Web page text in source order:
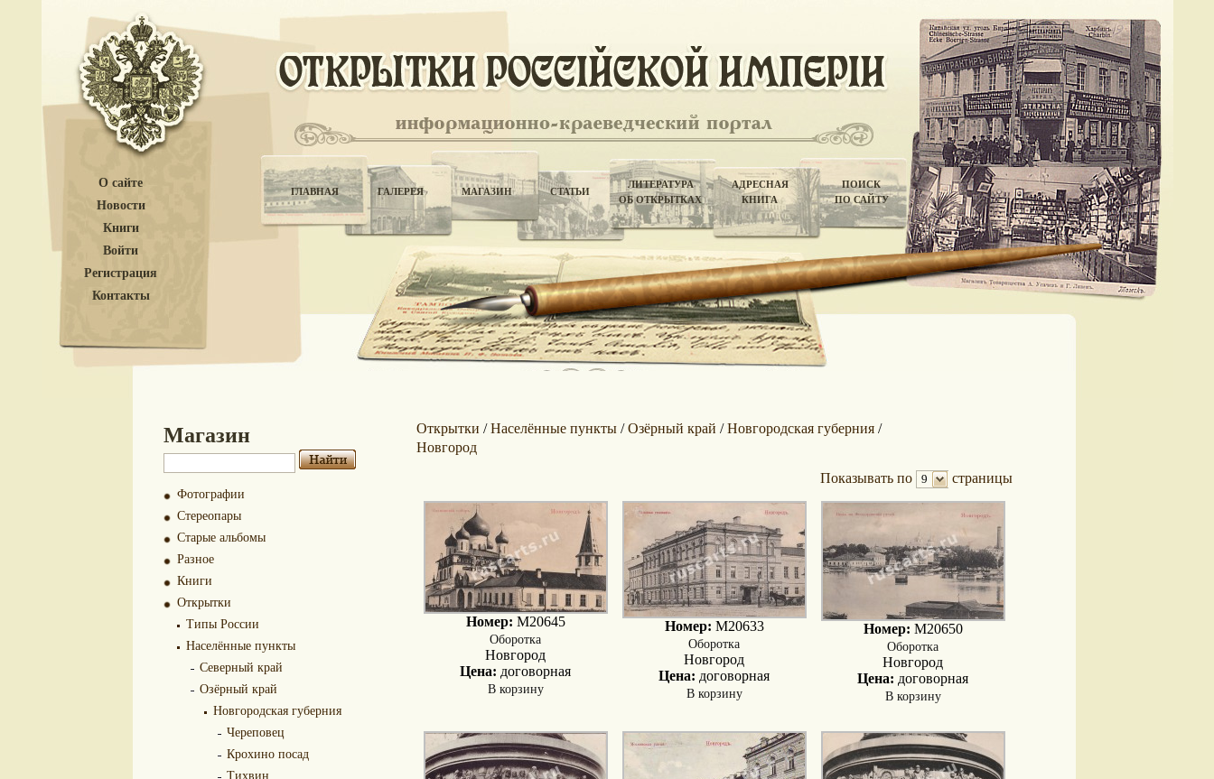
О сайте
Новости
Книги
Войти
Регистрация
Контакты
ГЛАВНАЯ ГАЛЕРЕЯ МАГАЗИН СТАТЬИ
ЛИТЕРАТУРА
ОБ ОТКРЫТКАХ
АДРЕСНАЯ
КНИГА
ПОИСК
ПО САЙТУ
Магазин
Фотографии
Стереопары
Старые альбомы
Разное
Книги
Открытки
Типы России
Населённые пункты
Северный край
Озёрный край
Новгородская губерния
Череповец
Крохино посад
Тихвин
Открытки /Населённые пункты/Озёрный край /Новгородская губерния/
Новгород
Показывать по 9 страницы
Номер: M20645
Оборотка
Новгород
Цена: договорная
В корзину
Номер: M20633
Оборотка
Новгород
Цена: договорная
В корзину
Номер: M20650
Оборотка
Новгород
Цена: договорная
В корзину